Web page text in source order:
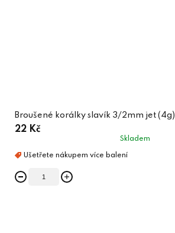
Broušené korálky slavík 3/2mm jet (4g)
22 Kč
Skladem